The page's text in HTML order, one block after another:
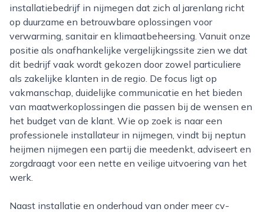
installatiebedrijf in nijmegen dat zich al jarenlang richt
op duurzame en betrouwbare oplossingen voor
verwarming, sanitair en klimaatbeheersing. Vanuit onze
positie als onafhankelijke vergelijkingssite zien we dat
dit bedrijf vaak wordt gekozen door zowel particuliere
als zakelijke klanten in de regio. De focus ligt op
vakmanschap, duidelijke communicatie en het bieden
van maatwerkoplossingen die passen bij de wensen en
het budget van de klant. Wie op zoek is naar een
professionele installateur in nijmegen, vindt bij neptun
heijmen nijmegen een partij die meedenkt, adviseert en
zorgdraagt voor een nette en veilige uitvoering van het
werk.
Naast installatie en onderhoud van onder meer cv-